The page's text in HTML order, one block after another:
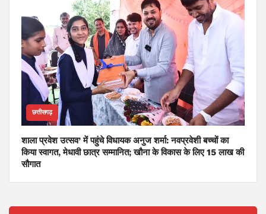
छत्तीसगढ़
शाला प्रवेश उत्सव’ में पहुंचे विधायक अनुज शर्मा: नवप्रवेशी बच्चों का
किया स्वागत, मेधावी छात्र सम्मानित; खौना के विकास के लिए 15 लाख की
सौगात